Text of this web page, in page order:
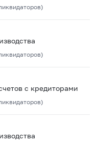
с кредиторами